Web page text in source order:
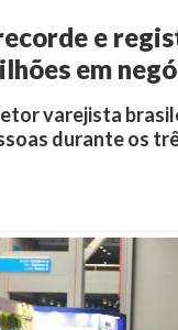
e
em
varejista
durante os